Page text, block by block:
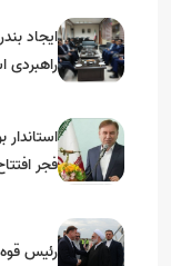
ایجاد
فجر
رئیس